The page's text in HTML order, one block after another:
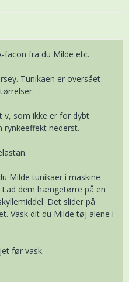
facon fra du Milde etc.
Tunikaen er oversået
v, som ikke er for dybt.
nederst.
Milde tunikaer i maskine
dem hængetørre på en
Det slider på
Vask dit du Milde tøj alene i
før vask.